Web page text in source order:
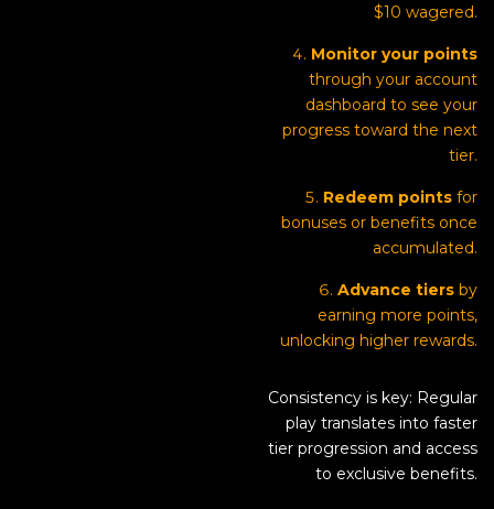
$10 wagered.
Monitor your points
through your account
dashboard to see your
progress toward the next
tier.
Redeem points for
bonuses or benefits once
accumulated.
Advance tiers by
earning more points,
unlocking higher rewards.
Consistency is key: Regular
play translates into faster
tier progression and access
to exclusive benefits.